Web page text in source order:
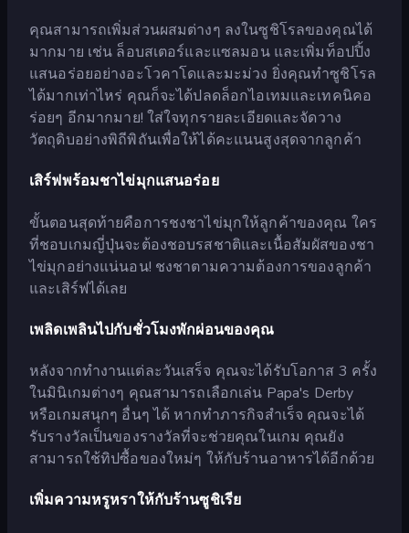
คุณสามารถเพิ่มส่วนผสมต่างๆ ลงในซูชิโรลของคุณได้
มากมาย เช่น ล็อบสเตอร์และแซลมอน และเพิ่มท็อปปิ้ง
แสนอร่อยอย่างอะโวคาโดและมะม่วง ยิ่งคุณทำซูชิโรล
ได้มากเท่าไหร่ คุณก็จะได้ปลดล็อกไอเทมและเทคนิคอ
ร่อยๆ อีกมากมาย! ใส่ใจทุกรายละเอียดและจัดวาง
วัตถุดิบอย่างพิถีพิถันเพื่อให้ได้คะแนนสูงสุดจากลูกค้า
เสิร์ฟพร้อมชาไข่มุกแสนอร่อย
ขั้นตอนสุดท้ายคือการชงชาไข่มุกให้ลูกค้าของคุณ ใคร
ที่ชอบเกมญี่ปุ่นจะต้องชอบรสชาติและเนื้อสัมผัสของชา
ไข่มุกอย่างแน่นอน! ชงชาตามความต้องการของลูกค้า
และเสิร์ฟได้เลย
เพลิดเพลินไปกับชั่วโมงพักผ่อนของคุณ
หลังจากทำงานแต่ละวันเสร็จ คุณจะได้รับโอกาส 3 ครั้ง
ในมินิเกมต่างๆ คุณสามารถเลือกเล่น Papa's Derby
หรือเกมสนุกๆ อื่นๆ ได้ หากทำภารกิจสำเร็จ คุณจะได้
รับรางวัลเป็นของรางวัลที่จะช่วยคุณในเกม คุณยัง
สามารถใช้ทิปซื้อของใหม่ๆ ให้กับร้านอาหารได้อีกด้วย
เพิ่มความหรูหราให้กับร้านซูชิเรีย